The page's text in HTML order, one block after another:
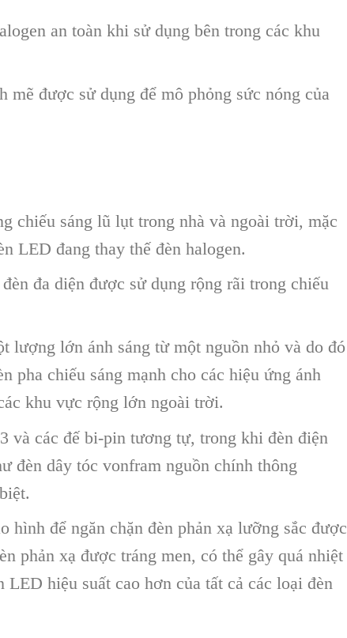
an toàn khi sử dụng bên trong các khu
mẽ được sử dụng để mô phỏng sức nóng của
chiếu sáng lũ lụt trong nhà và ngoài trời, mặc
LED đang thay thế đèn halogen.
đa diện được sử dụng rộng rãi trong chiếu
lượng lớn ánh sáng từ một nguồn nhỏ và do đó
pha chiếu sáng mạnh cho các hiệu ứng ánh
khu vực rộng lớn ngoài trời.
và các đế bi-pin tương tự, trong khi đèn điện
đèn dây tóc vonfram nguồn chính thông
hình để ngăn chặn đèn phản xạ lưỡng sắc được
phản xạ được tráng men, có thể gây quá nhiệt
hiệu suất cao hơn của tất cả các loại đèn